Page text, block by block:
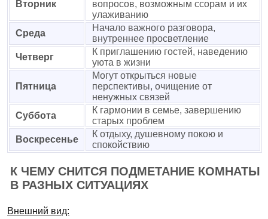
Вторник
вопросов, возможным ссорам и их
улаживанию
Среда
Начало важного разговора,
внутреннее просветление
Четверг
К приглашению гостей, наведению
уюта в жизни
Пятница
Могут открыться новые
перспективы, очищение от
ненужных связей
Суббота
К гармонии в семье, завершению
старых проблем
Воскресенье
К отдыху, душевному покою и
спокойствию
К ЧЕМУ СНИТСЯ ПОДМЕТАНИЕ КОМНАТЫ
В РАЗНЫХ СИТУАЦИЯХ
Внешний вид: